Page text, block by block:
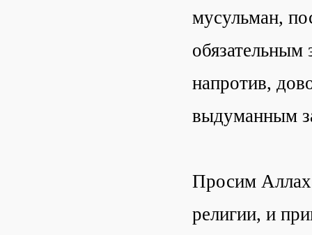
мусульман,
обязательным
напротив,
выдуманным
Просим
религии, и